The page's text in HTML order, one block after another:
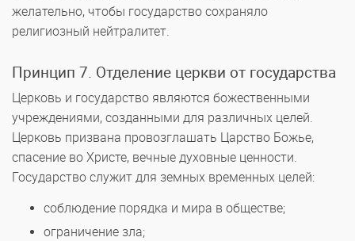
желательно, чтобы государство сохраняло
религиозный нейтралитет.
Принцип 7. Отделение церкви от государства
Церковь и государство являются божественными
учреждениями, созданными для различных целей.
Церковь призвана провозглашать Царство Божье,
спасение во Христе, вечные духовные ценности.
Государство служит для земных временных целей:
соблюдение порядка и мира в обществе;
ограничение зла;